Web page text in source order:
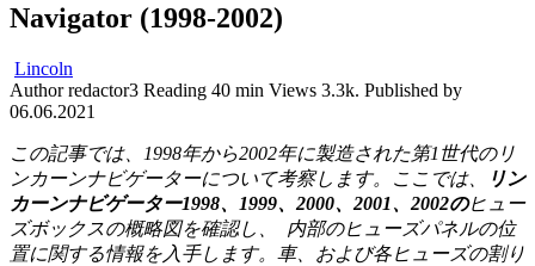
Navigator (1998-2002)
Lincoln
Author redactor3 Reading 40 min Views 3.3k. Published by
06.06.2021
この記事では、1998年から2002年に製造された第1世代のリ
ンカーンナビゲーターについて考察します。ここでは、
リン
カーンナビゲーター1998、1999、2000、2001、2002のヒュー
ズボックスの概略図を確認し、
内部のヒューズパネルの位
置に関する情報を入手します。車、および各ヒューズの割り